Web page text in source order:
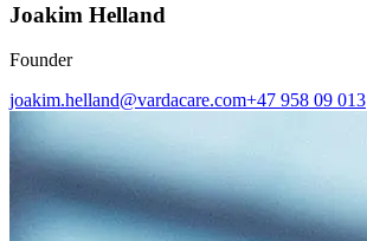
Joakim Helland
Founder
joakim.helland@vardacare.com+47 958 09 013